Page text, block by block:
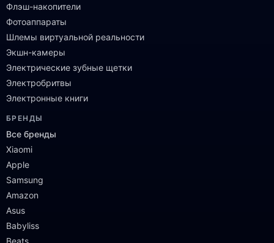
Флэш-накопители
Фотоаппараты
Шлемы виртуальной реальности
Экшн-камеры
Электрические зубные щетки
Электробритвы
Электронные книги
БРЕНДЫ
Все бренды
Xiaomi
Apple
Samsung
Amazon
Asus
Babyliss
Beats